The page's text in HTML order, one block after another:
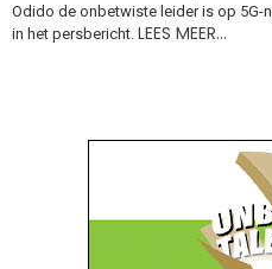
Odido de onbetwiste leider is op 5G-
in het persbericht. LEES MEER…